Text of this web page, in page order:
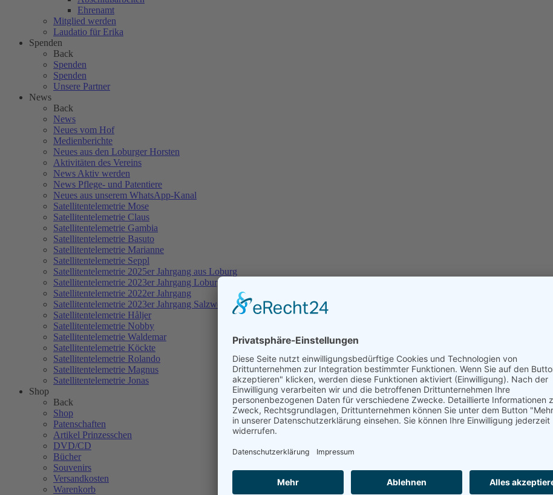
Ehrenamt
Mitglied werden
Laudatio für Erika
Spenden
Back
Spenden
Spenden
Unsere Partner
News
Back
News
Neues vom Hof
Medienberichte
Neues aus den Loburger Horsten
Aktivitäten des Vereins
News Aktiv werden
News Pflege- und Patentiere
Neues aus unserem WhatsApp-Kanal
Satellitentelemetrie Mose
Satellitentelemetrie Claus
Satellitentelemetrie Gambia
Satellitentelemetrie Basuto
Satellitentelemetrie Marianne
Satellitentelemetrie Seppl
Satellitentelemetrie 2025er Jahrgang aus Loburg
Satellitentelemetrie 2023er Jahrgang Loburg
Satellitentelemetrie 2022er Jahrgang
Satellitentelemetrie 2023er Jahrgang Salzwedel
Satellitentelemetrie Håljer
Satellitentelemetrie Nobby
Satellitentelemetrie Waldemar
Satellitentelemetrie Köckte
Satellitentelemetrie Rolando
Satellitentelemetrie Magnus
Satellitentelemetrie Jonas
Shop
Back
Shop
Patenschaften
Artikel Prinzesschen
DVD/CD
Bücher
Souvenirs
Versandkosten
Warenkorb